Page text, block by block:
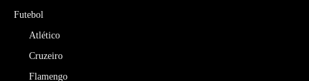
Futebol
Atlético
Cruzeiro
Flamengo